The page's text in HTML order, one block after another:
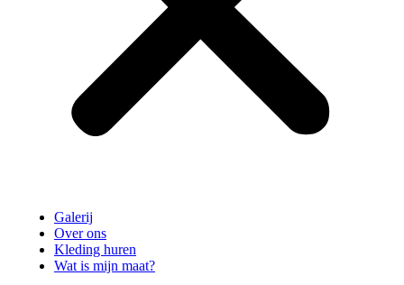
Galerij
Over ons
Kleding huren
Wat is mijn maat?